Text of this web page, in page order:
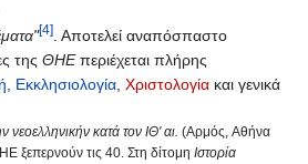
[4]
. Αποτελεί αναπόσπαστο
τηςΘΗΕπεριέχεται πλήρης
Εκκλησιολογία ,Χριστολογία και γενικά
κατά τον ΙΘ' αι. (Αρμός, Αθήνα
ξεπερνούν τις 40. Στη δίτομη Ιστορία